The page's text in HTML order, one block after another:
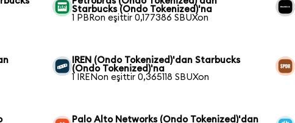
Starbucks (Ondo Tokenized)'na
1 PBRon eşittir 0,177386 SBUXon
IREN (Ondo Tokenized)'dan Starbucks
(Ondo Tokenized)'na
1 IRENon eşittir 0,365118 SBUXon
Palo Alto Networks (Ondo Tokenized)'dan